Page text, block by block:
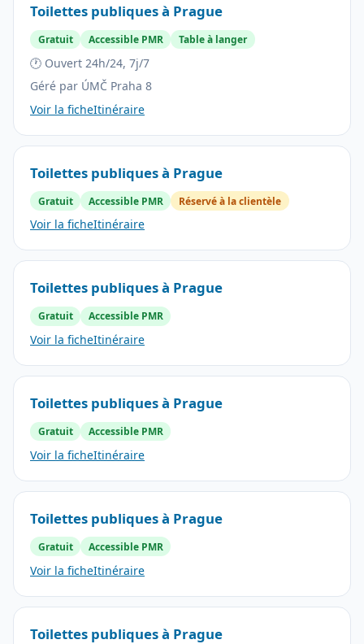
Toilettes publiques à Prague
Gratuit Accessible PMR Table à langer
🕐 Ouvert 24h/24, 7j/7
Géré par ÚMČ Praha 8
Voir la ficheItinéraire
Toilettes publiques à Prague
Gratuit Accessible PMR Réservé à la clientèle
Voir la ficheItinéraire
Toilettes publiques à Prague
Gratuit Accessible PMR
Voir la ficheItinéraire
Toilettes publiques à Prague
Gratuit Accessible PMR
Voir la ficheItinéraire
Toilettes publiques à Prague
Gratuit Accessible PMR
Voir la ficheItinéraire
Toilettes publiques à Prague